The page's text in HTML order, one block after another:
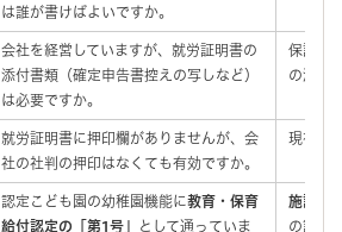
は誰が書けばよいですか。
会社を経営していますが、就労証明書の
添付書類（確定申告書控えの写しなど）
は必要ですか。
保護者
の添付
就労証明書に押印欄がありませんが、会
社の社判の押印はなくても有効ですか。
現在、
認定こども園の幼稚園機能に教育・保育
給付認定の「第1号」
として通っていま
施設等
の認定